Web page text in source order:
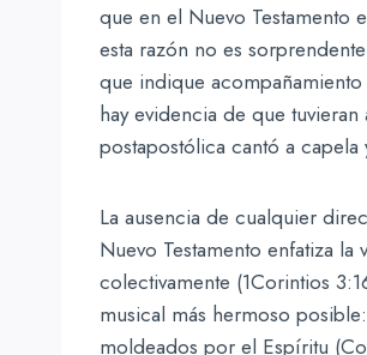
que en el Nuevo Testamento
esta razón no es
que indique
hay evidencia de que
postapostólica cantó a
La ausencia de cualquier
Nuevo Testamento enfatiza
colectivamente (1Corintios
musical más hermoso
moldeados por el Espíritu